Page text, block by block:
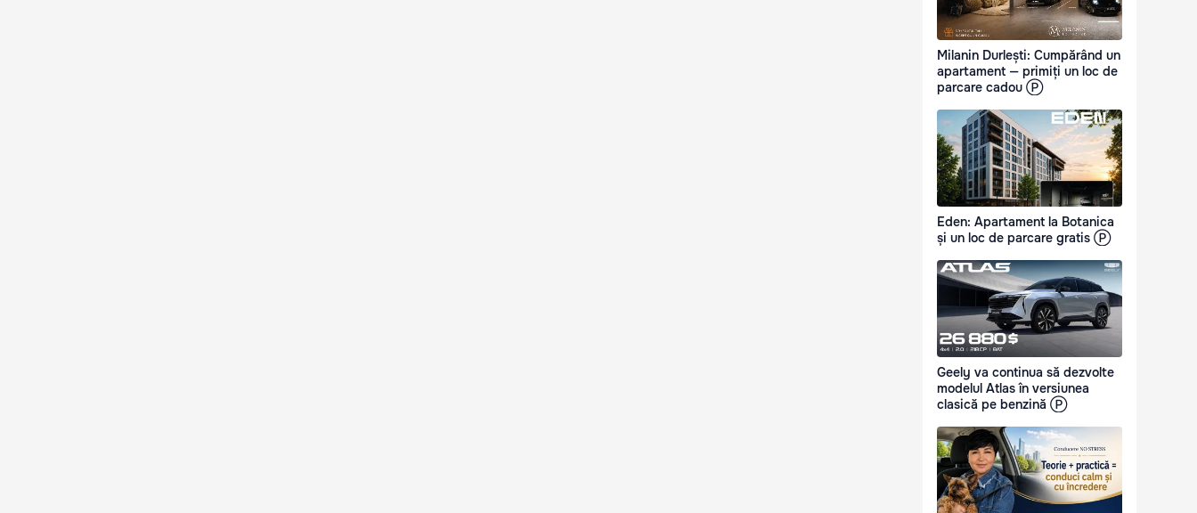
Milanin Durlești: Cumpărând un
apartament — primiți un loc de
parcare cadou Ⓟ
Eden: Apartament la Botanica
și un loc de parcare gratis Ⓟ
Geely va continua să dezvolte
modelul Atlas în versiunea
clasică pe benzină Ⓟ